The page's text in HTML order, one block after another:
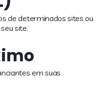
de determinados sites ou
site.
em suas